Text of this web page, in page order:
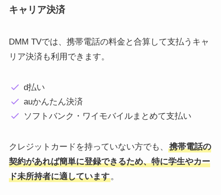
キャリア決済
DMM TVでは、携帯電話の料金と合算して支払うキャ
リア決済も利用できます。
d払い
auかんたん決済
ソフトバンク・ワイモバイルまとめて支払い
クレジットカードを持っていない方でも、
携帯電話の
契約が​​あれば簡単に登録できるため、特に学生やカー
ド未所持者に適しています。